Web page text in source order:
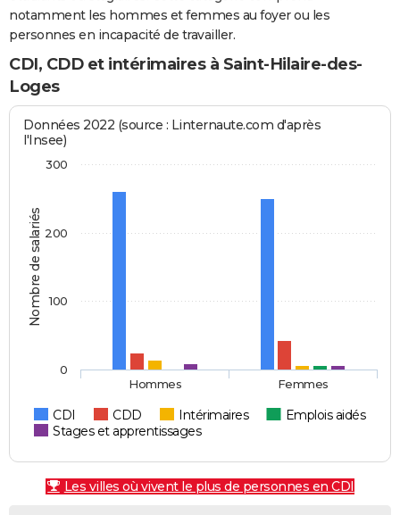
notamment les hommes et femmes au foyer ou les
personnes en incapacité de travailler.
CDI, CDD et intérimaires à Saint-Hilaire-des-
Loges
Nombre de salariés
Données 2022 (source : Linternaute.com d'après
l'Insee)
CDI CDD Intérimaires
Emplois aidés
Stages et apprentissages
Hommes Femmes
0
100
200
300
Les villes où vivent le plus de personnes en CDI